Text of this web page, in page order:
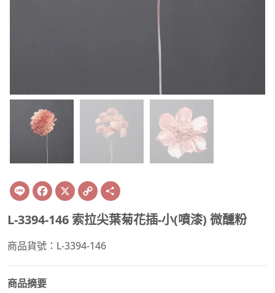
Line Facebook
X Copy
Link
L-3394-146 索拉尖葉菊花插-小(噴漆) 微醺粉
商品貨號：L-3394-146
商品摘要